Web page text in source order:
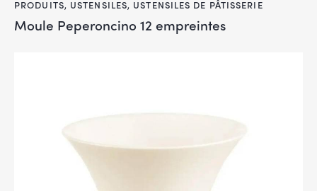
PRODUITS, USTENSILES, USTENSILES DE PÂTISSERIE
Moule Peperoncino 12 empreintes